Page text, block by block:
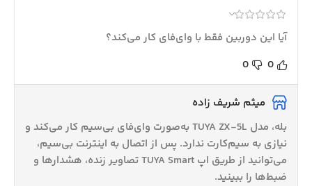
آیا این دوربین فقط با وای‌فای کار می‌کند؟
0
0
میثم شریف زاده
بله، مدل TUYA ZX-5L به‌صورت وای‌فای بی‌سیم کار می‌کند و
نیازی به سیم‌کارت ندارد. پس از اتصال به اینترنت بی‌سیم،
می‌توانید از طریق اپ TUYA Smart تصاویر زنده، هشدارها و
ضبط‌ها را ببینید.